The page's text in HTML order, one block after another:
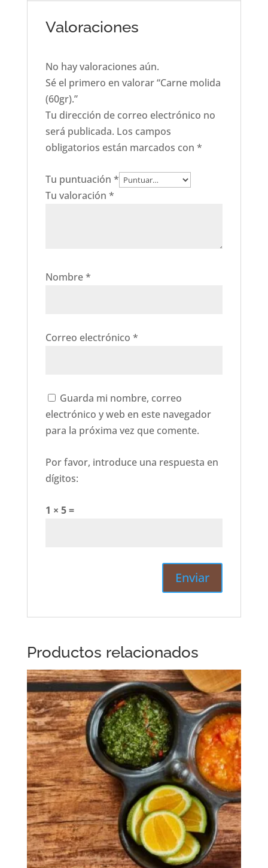
Valoraciones
No hay valoraciones aún.
Sé el primero en valorar “Carne molida
(60gr).”
Tu dirección de correo electrónico no
será publicada. Los campos
obligatorios están marcados con *
Tu puntuación *
Tu valoración *
Nombre*
Correo electrónico *
Guarda mi nombre, correo
electrónico y web en este navegador
para la próxima vez que comente.
Por favor, introduce una respuesta en
dígitos:
1 × 5 =
Productos relacionados